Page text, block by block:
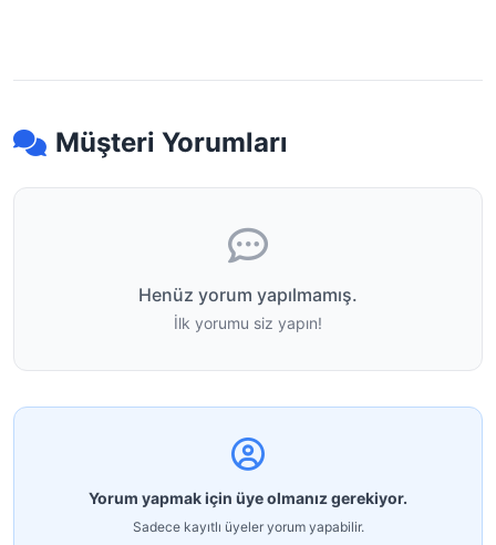
Müşteri Yorumları
Henüz yorum yapılmamış.
İlk yorumu siz yapın!
Yorum yapmak için üye olmanız gerekiyor.
Sadece kayıtlı üyeler yorum yapabilir.